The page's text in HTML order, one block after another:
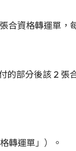
合資格轉運單，
的部分後該 2 張
轉運單」）。